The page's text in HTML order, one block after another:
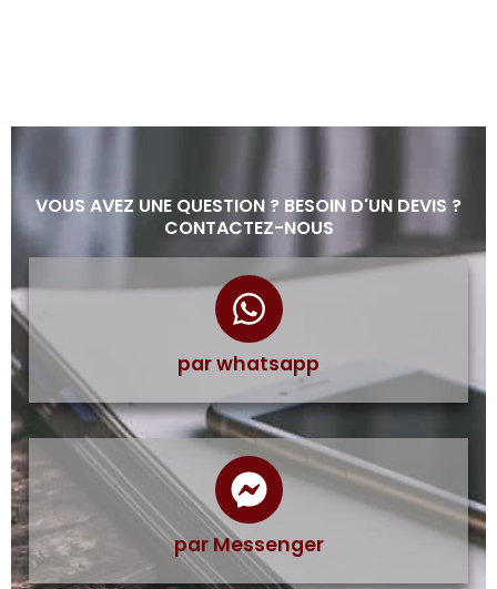
VOUS AVEZ UNE QUESTION ? BESOIN D'UN DEVIS ?
CONTACTEZ-NOUS
par whatsapp
par Messenger